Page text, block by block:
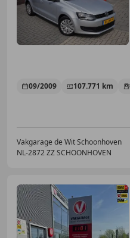
09/2009 107.771 km
Vakgarage de Wit Schoonhoven
NL-2872 ZZ SCHOONHOVEN